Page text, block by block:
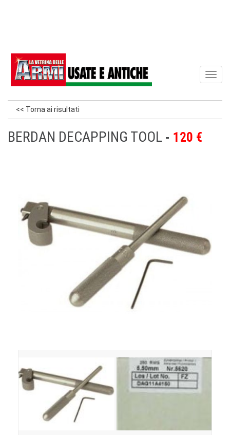
<< Torna ai risultati
BERDAN DECAPPING TOOL 120 €